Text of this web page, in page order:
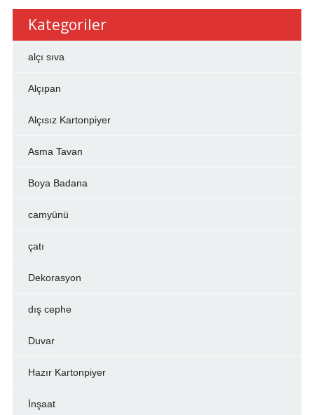
Kategoriler
alçı sıva
Alçıpan
Alçısız Kartonpiyer
Asma Tavan
Boya Badana
camyünü
çatı
Dekorasyon
dış cephe
Duvar
Hazır Kartonpiyer
İnşaat